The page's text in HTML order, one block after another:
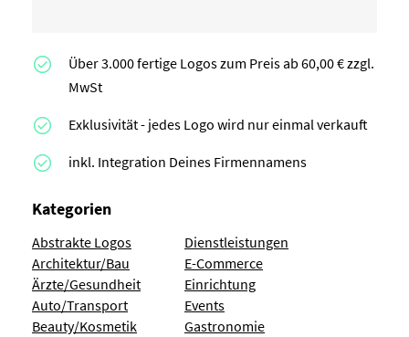
Über 3.000 fertige Logos zum Preis ab 60,00 € zzgl.
MwSt
Exklusivität - jedes Logo wird nur einmal verkauft
inkl. Integration Deines Firmennamens
Kategorien
Abstrakte Logos
Architektur/Bau
Ärzte/Gesundheit
Auto/Transport
Beauty/Kosmetik
Dienstleistungen
E-Commerce
Einrichtung
Events
Gastronomie